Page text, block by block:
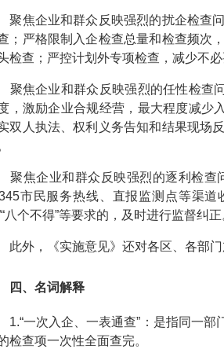
焦企业和群众反映强烈的扰企检查问
；严格限制入企检查总量和检查频次
检查；严控计划外专项检查，减少不
焦企业和群众反映强烈的任性检查问
，激励企业合规经营，最大程度减少
双人执法、权利义务告知和结果现场
焦企业和群众反映强烈的逐利检查问
市民服务热线、直报监测点等渠
八个不得”等要求的，及时进行监督纠正
外，《实施意见》还对各区、各部门
、名词解释
一次入企、一表通查”：是指同一部
检查项一次性全面查完。